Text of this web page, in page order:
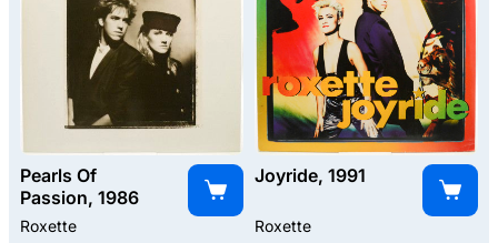
Pearls Of
Passion, 1986
Roxette
Joyride, 1991
Roxette